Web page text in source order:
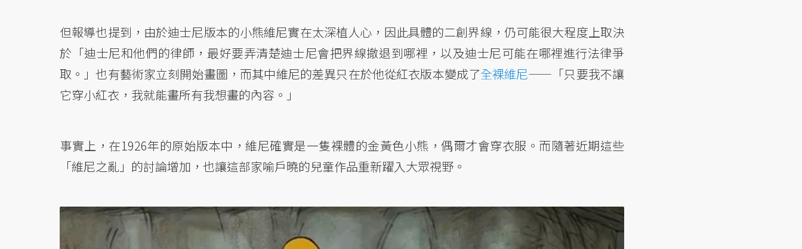
但報導也提到，由於迪士尼版本的小熊維尼實在太深植人心，因此具體的二創界線，仍可能很大程度上取決
於「迪士尼和他們的律師，最好要弄清楚迪士尼會把界線撤退到哪裡，以及迪士尼可能在哪裡進行法律爭
取。」也有藝術家立刻開始畫圖，而其中維尼的差異只在於他從紅衣版本變成了全裸維尼——「只要我不讓
它穿小紅衣，我就能畫所有我想畫的內容。」
事實上，在1926年的原始版本中，維尼確實是一隻裸體的金黃色小熊，偶爾才會穿衣服。而隨著近期這些
「維尼之亂」的討論增加，也讓這部家喻戶曉的兒童作品重新躍入大眾視野。